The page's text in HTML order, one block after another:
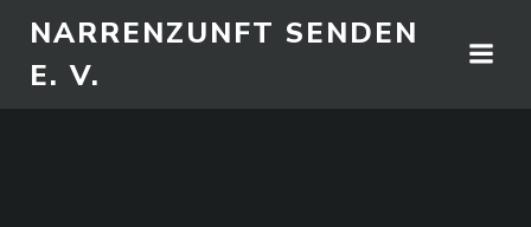
Inhalt
NARRENZUNFT SENDEN
E. V.